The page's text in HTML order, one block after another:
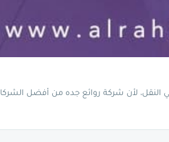
النقل، لأن شركة روائع جده من أفضل الشركا